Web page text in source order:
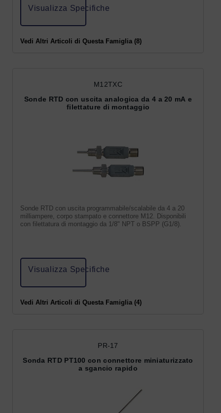
Visualizza Specifiche
Vedi Altri Articoli di Questa Famiglia (8)
M12TXC
Sonde RTD con uscita analogica da 4 a 20 mA e
filettature di montaggio
Sonde RTD con uscita programmabile/scalabile da 4 a 20
milliampere, corpo stampato e connettore M12. Disponibili
con filettatura di montaggio da 1/8" NPT o BSPP (G1/8).
Visualizza Specifiche
Vedi Altri Articoli di Questa Famiglia (4)
PR-17
Sonda RTD PT100 con connettore miniaturizzato
a sgancio rapido